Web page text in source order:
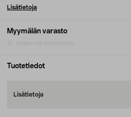
Myymälän varasto
Lisätietoja
Tuotetiedot
Lisätietoja